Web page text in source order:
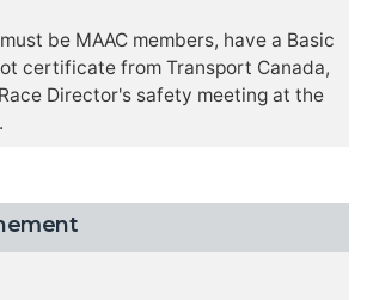
be MAAC members, have a Basic
certificate from Transport Canada,
Director's safety meeting at the